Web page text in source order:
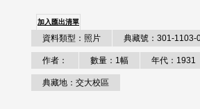
加入匯出清單
資料類型：照片 典藏號：301-1103-
作者： 數量：1幅 年代：1931
典藏地：交大校區